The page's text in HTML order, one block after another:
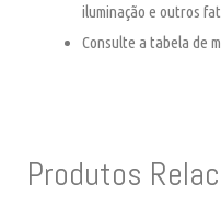
iluminação e outros
Consulte a tabela de
Produtos